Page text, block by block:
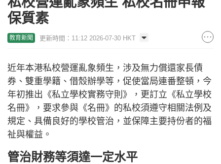
保質素
教育新聞 更新時間：11:12 2026-07-30 HKT
近年本港私校營運亂象頻生，涉及無力償還家長債
券、雙重學籍、借殼辦學等，促使當局連番整頓，今
年初推出《私立學校實務守則》，更訂立《私立學校
名冊》，要求參與《名冊》的私校須遵守相關法例及
規定、具備良好的學校管治，並保障主要持份者的福
祉與權益。
管治財務等須達一定水平